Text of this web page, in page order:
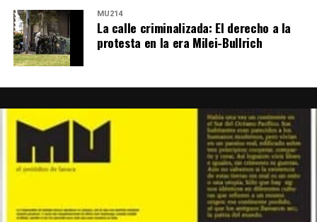
MU214
La calle criminalizada: El derecho a la
protesta en la era Milei-Bullrich